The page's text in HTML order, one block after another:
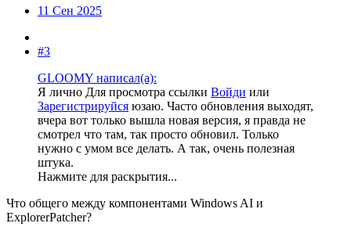
11 Сен 2025
#3
GLOOMY написал(а):
Я лично Для просмотра ссылки Войди или
Зарегистрируйся юзаю. Часто обновления выходят,
вчера вот только вышла новая версия, я правда не
смотрел что там, так просто обновил. Только
нужно с умом все делать. А так, очень полезная
штука.
Нажмите для раскрытия...
Что общего между компонентами Windows AI и
ExplorerPatcher?